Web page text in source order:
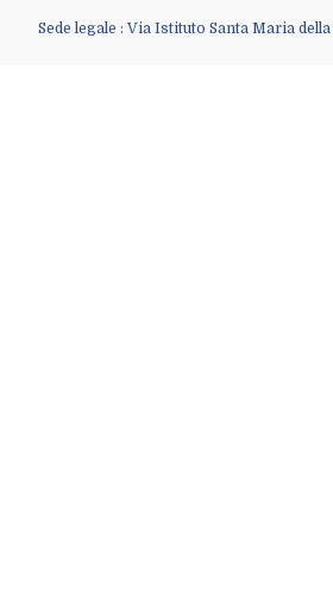
Sede legale : Via Istituto Santa Maria